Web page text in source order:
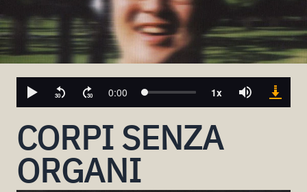
CORPI SENZA
ORGANI